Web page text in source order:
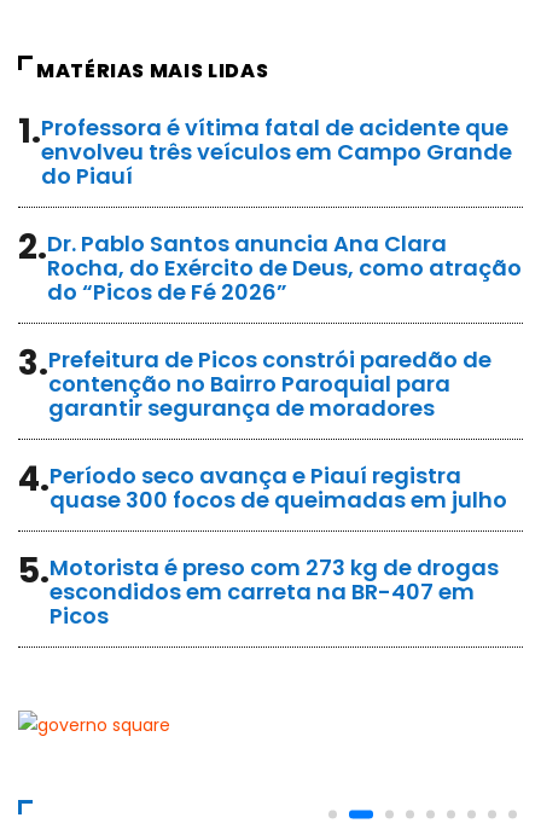
MATÉRIAS MAIS LIDAS
1.Professora é vítima fatal de acidente que
envolveu três veículos em Campo Grande
do Piauí
2.Dr. Pablo Santos anuncia Ana Clara
Rocha, do Exército de Deus, como atração
do “Picos de Fé 2026”
3.Prefeitura de Picos constrói paredão de
contenção no Bairro Paroquial para
garantir segurança de moradores
4.Período seco avança e Piauí registra
quase 300 focos de queimadas em julho
5.Motorista é preso com 273 kg de drogas
escondidos em carreta na BR-407 em
Picos